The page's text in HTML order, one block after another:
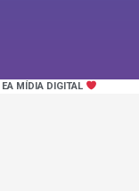
EA MÍDIA DIGITAL